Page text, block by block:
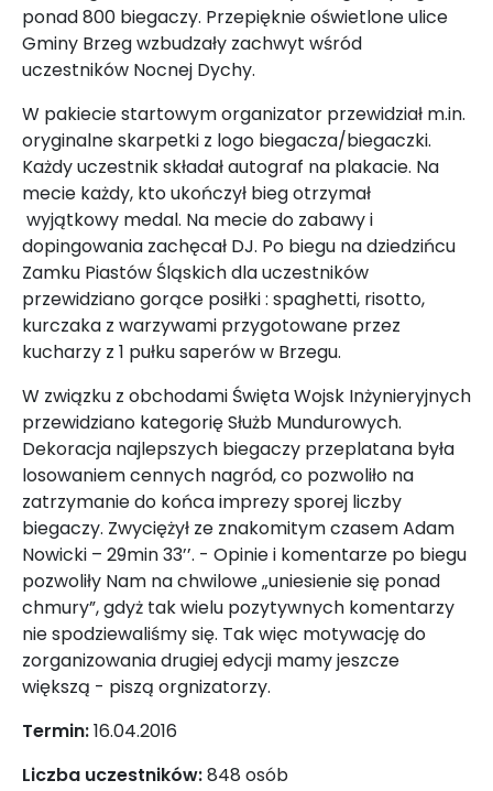
ponad 800 biegaczy. Przepięknie oświetlone ulice
Gminy Brzeg wzbudzały zachwyt wśród
uczestników Nocnej Dychy.
W pakiecie startowym organizator przewidział m.in.
oryginalne skarpetki z logo biegacza/biegaczki.
Każdy uczestnik składał autograf na plakacie. Na
mecie każdy, kto ukończył bieg otrzymał
wyjątkowy medal. Na mecie do zabawy i
dopingowania zachęcał DJ. Po biegu na dziedzińcu
Zamku Piastów Śląskich dla uczestników
przewidziano gorące posiłki : spaghetti, risotto,
kurczaka z warzywami przygotowane przez
kucharzy z 1 pułku saperów w Brzegu.
W związku z obchodami Święta Wojsk Inżynieryjnych
przewidziano kategorię Służb Mundurowych.
Dekoracja najlepszych biegaczy przeplatana była
losowaniem cennych nagród, co pozwoliło na
zatrzymanie do końca imprezy sporej liczby
biegaczy. Zwyciężył ze znakomitym czasem Adam
Nowicki – 29min 33’’. - Opinie i komentarze po biegu
pozwoliły Nam na chwilowe „uniesienie się ponad
chmury”, gdyż tak wielu pozytywnych komentarzy
nie spodziewaliśmy się. Tak więc motywację do
zorganizowania drugiej edycji mamy jeszcze
większą - piszą orgnizatorzy.
Termin:16.04.2016
Liczba uczestników:848 osób